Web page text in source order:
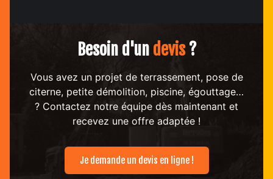
Besoin d'un devis?
Vous avez un projet de terrassement, pose de
citerne, petite démolition, piscine, égouttage…
? Contactez notre équipe dès maintenant et
recevez une offre adaptée !
Je demande un devis en ligne !